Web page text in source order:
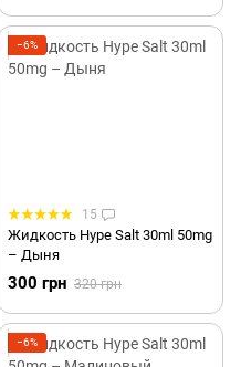
−6%
15
Жидкость Hype Salt 30ml 50mg
– Дыня
300 грн 320 грн
−6%